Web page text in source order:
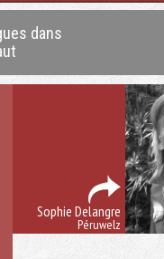
dans
Sophie Delangre
Péruwelz